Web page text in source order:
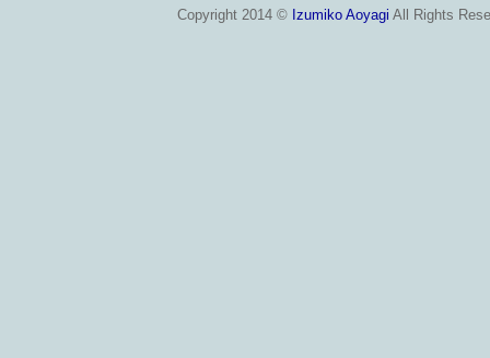
Copyright 2014 © Izumiko Aoyagi All Rights